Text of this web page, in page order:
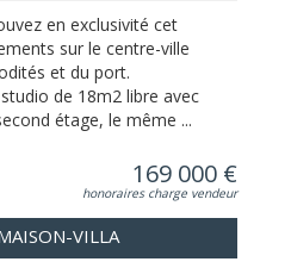
en exclusivité cet
sur le centre-ville
et du port.
de 18m2 libre avec
étage, le même ...
169 000 €
honoraires charge vendeur
VILLA